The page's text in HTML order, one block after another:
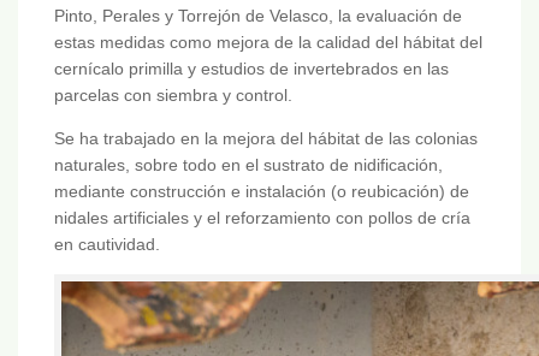
Pinto, Perales y Torrejón de Velasco, la evaluación de
estas medidas como mejora de la calidad del hábitat del
cernícalo primilla y estudios de invertebrados en las
parcelas con siembra y control.
Se ha trabajado en la mejora del hábitat de las colonias
naturales, sobre todo en el sustrato de nidificación,
mediante construcción e instalación (o reubicación) de
nidales artificiales y el reforzamiento con pollos de cría
en cautividad.